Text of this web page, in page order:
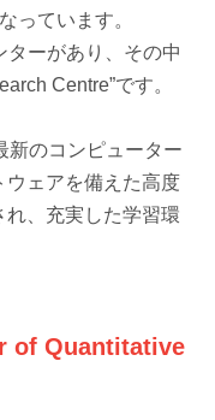
っています。
ーがあり、その中
Centre”です。
新のコンピューター
ウェアを備えた高度
、充実した学習環
of Quantitative